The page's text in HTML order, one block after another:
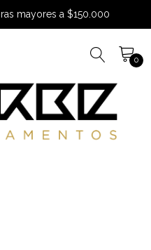
mayores a $150.000
0